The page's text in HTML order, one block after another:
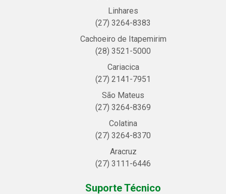
Linhares
(27) 3264-8383
Cachoeiro de Itapemirim
(28) 3521-5000
Cariacica
(27) 2141-7951
São Mateus
(27) 3264-8369
Colatina
(27) 3264-8370
Aracruz
(27) 3111-6446
Suporte Técnico